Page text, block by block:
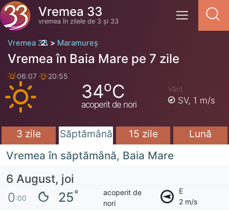
Vremea 33
vremea în zilele de 3 și 33
Vremea 33 Maramureș
Vremea în Baia Mare pe 7 zile
06:07 20:55
34oC
acoperit de nori
Vânt
SV, 1 m/s
3 zile Săptămână 15 zile Lună
Vremea în săptămână, Baia Mare
6 August, joi
0:00 25°
acoperit de
nori
E
2 m/s